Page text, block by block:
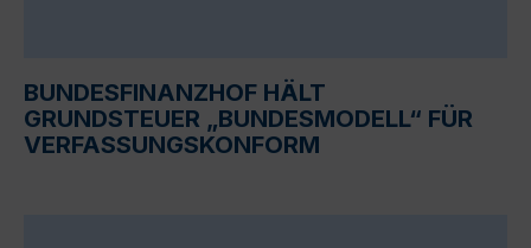
BUNDESFINANZHOF HÄLT
GRUNDSTEUER „BUNDESMODELL“ FÜR
VERFASSUNGSKONFORM